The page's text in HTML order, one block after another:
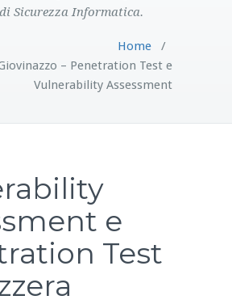
Sicurezza Informatica.
Home/
– Penetration Test e
Vulnerability Assessment
e
Test